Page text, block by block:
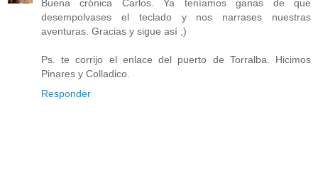
Buena crónica Carlos. Ya teníamos ganas de que
desempolvases el teclado y nos narrases nuestras
aventuras. Gracias y sigue así ;)
Ps. te corrijo el enlace del puerto de Torralba. Hicimos
Pinares y Colladico.
Responder